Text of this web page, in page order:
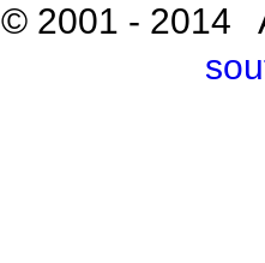
© 2001 - 2014